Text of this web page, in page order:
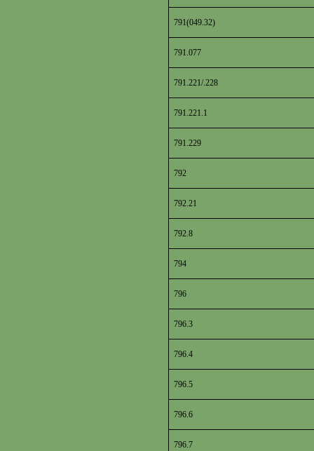
791(049.32)
791.077
791.221/.228
791.221.1
791.229
792
792.21
792.8
794
796
796.3
796.4
796.5
796.6
796.7